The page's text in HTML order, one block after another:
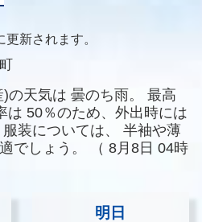
新されます。
の天気は 曇のち雨。
最高
は 50％のため、外出時には
服装については、
半袖や薄
でしょう。
（ 8月8日 04時
明日